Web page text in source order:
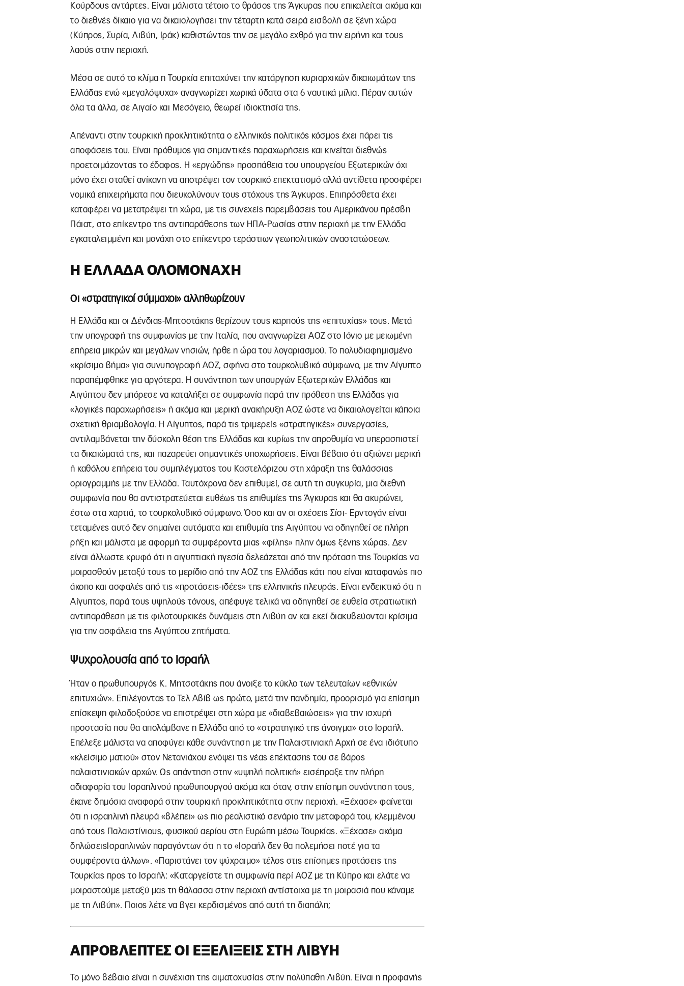
Κούρδους αντάρτες. Είναι μάλιστα τέτοιο το θράσος της Άγκυρας που επικαλείται ακόμα και
το διεθνές δίκαιο για να δικαιολογήσει την τέταρτη κατά σειρά εισβολή σε ξένη χώρα
(Κύπρος, Συρία, Λιβύη, Ιράκ) καθιστώντας την σε μεγάλο εχθρό για την ειρήνη και τους
λαούς στην περιοχή.
Μέσα σε αυτό το κλίμα η Τουρκία επιταχύνει την κατάργηση κυριαρχικών δικαιωμάτων της
Ελλάδας ενώ «μεγαλόψυχα» αναγνωρίζει χωρικά ύδατα στα 6 ναυτικά μίλια. Πέραν αυτών
όλα τα άλλα, σε Αιγαίο και Μεσόγειο, θεωρεί ιδιοκτησία της.
Απέναντι στην τουρκική προκλητικότητα ο ελληνικός πολιτικός κόσμος έχει πάρει τις
αποφάσεις του. Είναι πρόθυμος για σημαντικές παραχωρήσεις και κινείται διεθνώς
προετοιμάζοντας το έδαφος. Η «εργώδης» προσπάθεια του υπουργείου Εξωτερικών όχι
μόνο έχει σταθεί ανίκανη να αποτρέψει τον τουρκικό επεκτατισμό αλλά αντίθετα προσφέρει
νομικά επιχειρήματα που διευκολύνουν τους στόχους της Άγκυρας. Επιπρόσθετα έχει
καταφέρει να μετατρέψει τη χώρα, με τις συνεχείς παρεμβάσεις του Αμερικάνου πρέσβη
Πάιατ, στο επίκεντρο της αντιπαράθεσης των ΗΠΑ-Ρωσίας στην περιοχή με την Ελλάδα
εγκαταλειμμένη και μονάχη στο επίκεντρο τεράστιων γεωπολιτικών αναστατώσεων.
Η ΕΛΛΆΔΑ ΟΛΟΜΌΝΑΧΗ
Οι «στρατηγικοί σύμμαχοι» αλληθωρίζουν
Η Ελλάδα και οι Δένδιας-Μητσοτάκης θερίζουν τους καρπούς της «επιτυχίας» τους. Μετά
την υπογραφή της συμφωνίας με την Ιταλία, που αναγνωρίζει ΑΟΖ στο Ιόνιο με μειωμένη
επήρεια μικρών και μεγάλων νησιών, ήρθε η ώρα του λογαριασμού. Το πολυδιαφημισμένο
«κρίσιμο βήμα» για συνυπογραφή ΑΟΖ, σφήνα στο τουρκολυβικό σύμφωνο, με την Αίγυπτο
παραπέμφθηκε για αργότερα. Η συνάντηση των υπουργών Εξωτερικών Ελλάδας και
Αιγύπτου δεν μπόρεσε να καταλήξει σε συμφωνία παρά την πρόθεση της Ελλάδας για
«λογικές παραχωρήσεις» ή ακόμα και μερική ανακήρυξη ΑΟΖ ώστε να δικαιολογείται κάποια
σχετική θριαμβολογία. Η Αίγυπτος, παρά τις τριμερείς «στρατηγικές» συνεργασίες,
αντιλαμβάνεται την δύσκολη θέση της Ελλάδας και κυρίως την απροθυμία να υπερασπιστεί
τα δικαιώματά της, και παζαρεύει σημαντικές υποχωρήσεις. Είναι βέβαιο ότι αξιώνει μερική
ή καθόλου επήρεια του συμπλέγματος του Καστελόριζου στη χάραξη της θαλάσσιας
οριογραμμής με την Ελλάδα. Ταυτόχρονα δεν επιθυμεί, σε αυτή τη συγκυρία, μια διεθνή
συμφωνία που θα αντιστρατεύεται ευθέως τις επιθυμίες της Άγκυρας και θα ακυρώνει,
έστω στα χαρτιά, το τουρκολυβικό σύμφωνο. Όσο και αν οι σχέσεις Σίσι- Ερντογάν είναι
τεταμένες αυτό δεν σημαίνει αυτόματα και επιθυμία της Αιγύπτου να οδηγηθεί σε πλήρη
ρήξη και μάλιστα με αφορμή τα συμφέροντα μιας «φίλης» πλην όμως ξένης χώρας. Δεν
είναι άλλωστε κρυφό ότι η αιγυπτιακή ηγεσία δελεάζεται από την πρόταση της Τουρκίας να
μοιρασθούν μεταξύ τους το μερίδιο από την ΑΟΖ της Ελλάδας κάτι που είναι καταφανώς πιο
άκοπο και ασφαλές από τις «προτάσεις-ιδέες» της ελληνικής πλευράς. Είναι ενδεικτικό ότι η
Αίγυπτος, παρά τους υψηλούς τόνους, απέφυγε τελικά να οδηγηθεί σε ευθεία στρατιωτική
αντιπαράθεση με τις φιλοτουρκικές δυνάμεις στη Λιβύη αν και εκεί διακυβεύονται κρίσιμα
για την ασφάλεια της Αιγύπτου ζητήματα.
Ψυχρολουσία από το Ισραήλ
Ήταν ο πρωθυπουργός Κ. Μητσοτάκης που άνοιξε το κύκλο των τελευταίων «εθνικών
επιτυχιών». Επιλέγοντας το Τελ Αβίβ ως πρώτο, μετά την πανδημία, προορισμό για επίσημη
επίσκεψη φιλοδοξούσε να επιστρέψει στη χώρα με «διαβεβαιώσεις» για την ισχυρή
προστασία που θα απολάμβανε η Ελλάδα από το «στρατηγικό της άνοιγμα» στο Ισραήλ.
Επέλεξε μάλιστα να αποφύγει κάθε συνάντηση με την Παλαιστινιακή Αρχή σε ένα ιδιότυπο
«κλείσιμο ματιού» στον Νετανιάχου ενόψει τις νέας επέκτασης του σε βάρος
παλαιστινιακών αρχών. Ως απάντηση στην «υψηλή πολιτική» εισέπραξε την πλήρη
αδιαφορία του Ισραηλινού πρωθυπουργού ακόμα και όταν, στην επίσημη συνάντηση τους,
έκανε δημόσια αναφορά στην τουρκική προκλητικότητα στην περιοχή. «Ξέχασε» φαίνεται
ότι η ισραηλινή πλευρά «βλέπει» ως πιο ρεαλιστικό σενάριο την μεταφορά του, κλεμμένου
από τους Παλαιστίνιους, φυσικού αερίου στη Ευρώπη μέσω Τουρκίας. «Ξέχασε» ακόμα
δηλώσειςΙσραηλινών παραγόντων ότι η το «Ισραήλ δεν θα πολεμήσει ποτέ για τα
συμφέροντα άλλων». «Παριστάνει τον ψύχραιμο» τέλος στις επίσημες προτάσεις της
Τουρκίας προς το Ισραήλ: «Καταργείστε τη συμφωνία περί ΑΟΖ με τη Κύπρο και ελάτε να
μοιραστούμε μεταξύ μας τη θάλασσα στην περιοχή αντίστοιχα με τη μοιρασιά που κάναμε
με τη Λιβύη». Ποιος λέτε να βγει κερδισμένος από αυτή τη διαπάλη;
ΑΠΡΌΒΛΕΠΤΕΣ ΟΙ ΕΞΕΛΊΞΕΙΣ ΣΤΗ ΛΙΒΎΗ
Το μόνο βέβαιο είναι η συνέχιση της αιματοχυσίας στην πολύπαθη Λιβύη. Είναι η προφανής